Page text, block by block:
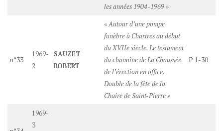
les années 1904-1969 »
n°33
1969-
2
SAUZET
ROBERT
« Autour d’une pompe
funèbre à Chartres au début
du XVIIe siècle. Le testament
du chanoine de La Chaussée
de l’érection en office.
Double de la fête de la
Chaire de Saint-Pierre »
P 1-30
1969-
3